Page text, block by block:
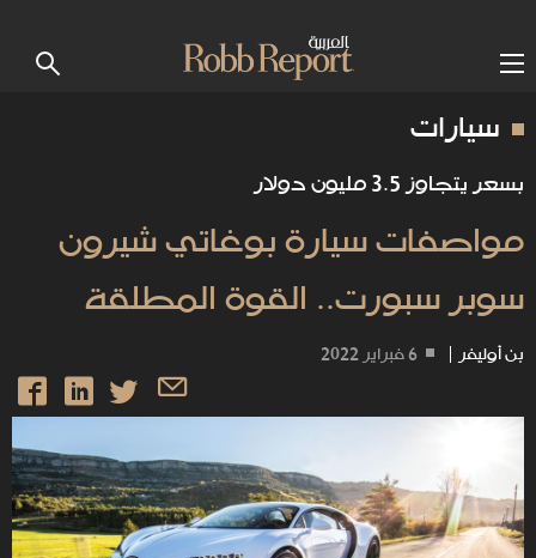
سيارات
بسعر يتجاوز 3.5 مليون دولار
مواصفات سيارة بوغاتي شيرون
سوبر سبورت.. القوة المطلقة
بن أوليفر| 6 فبراير 2022